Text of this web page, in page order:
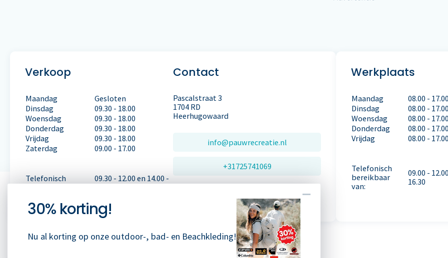
30% korting!
Nu al korting op onze outdoor-, bad- en Beachkleding!
Verkoop
Maandag
Gesloten
Dinsdag
09.30 - 18.00
Woensdag
09.30 - 18.00
Donderdag
09.30 - 18.00
Vrijdag
09.30 - 18.00
Zaterdag
09.00 - 17.00
Telefonisch
09.30 - 12.00 en 14.00 -
Contact
Pascalstraat 3
1704 RD
Heerhugowaard
info@pauwrecreatie.nl
+31725741069
Werkplaats
Maandag
08.00 - 17.00
Dinsdag
08.00 - 17.00
Woensdag
08.00 - 17.00
Donderdag
08.00 - 17.00
Vrijdag
08.00 - 17.00
Telefonisch
bereikbaar
van:
09.00 -
16.30
Cookies